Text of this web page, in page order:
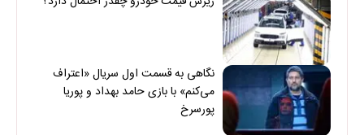
نگاهی به قسمت اول سریال «اعتراف
می‌کنم» با بازی حامد بهداد و پوریا
پورسرخ